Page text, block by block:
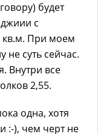
будет
с
кв.м. При моем
не суть сейчас.
Внутри все
2,55.
одна, хотя
:-), чем черт не